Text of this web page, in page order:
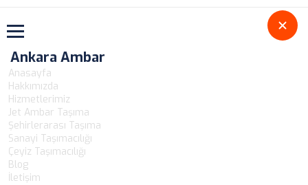
Toggle navigation
Ankara Ambar
Anasayfa
Hakkımızda
Hizmetlerimiz
Jet Ambar Taşıma
Şehirlerarası Taşıma
Sanayi Taşımacılığı
Çeyiz Taşımacılığı
Blog
İletişim